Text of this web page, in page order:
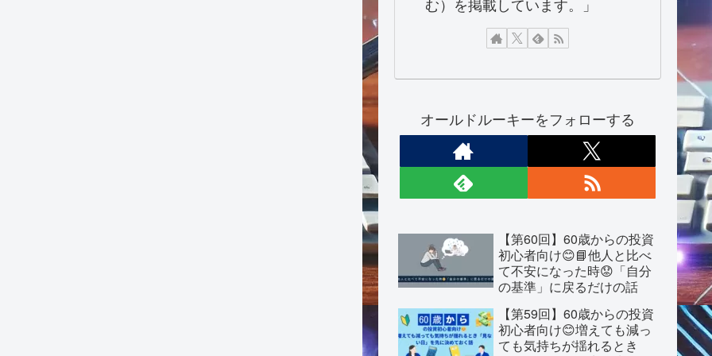
む）を掲載しています。」
オールドルーキーをフォローする
【第60回】60歳からの投資
初心者向け😊📘他人と比べ
て不安になった時😟「自分
の基準」に戻るだけの話
【第59回】60歳からの投資
初心者向け😊増えても減っ
ても気持ちが揺れるとき